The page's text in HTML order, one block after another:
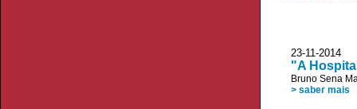
23-11-
"A
Bruno Sena
> saber mais